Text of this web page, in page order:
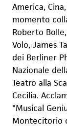
America,
momento
Roberto
Volo, James
dei Berliner
Nazionale
Teatro alla
Cecilia.
"Musical
Montecitorio